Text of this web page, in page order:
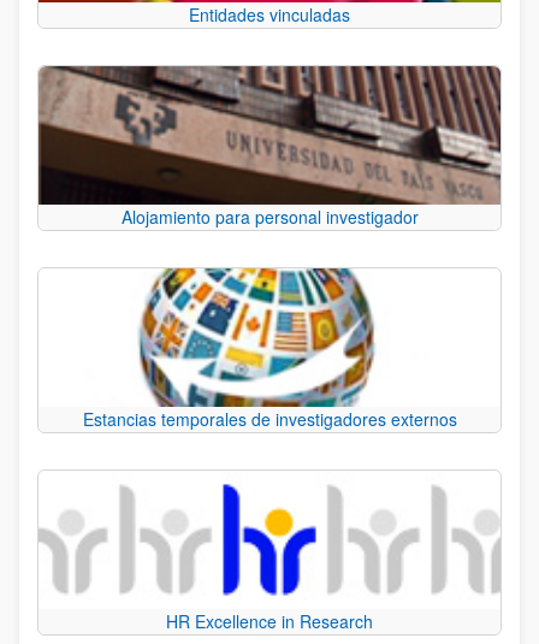
Entidades vinculadas
Alojamiento para personal investigador
Estancias temporales de investigadores externos
HR Excellence in Research